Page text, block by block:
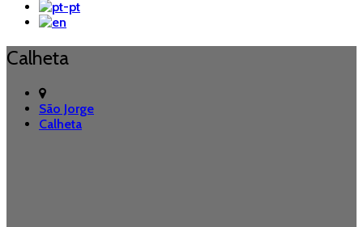
Calheta
São Jorge
Calheta